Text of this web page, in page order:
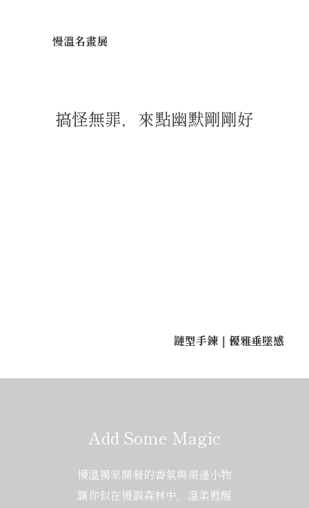
慢溫名畫展
搞怪無罪，來點幽默剛剛好
鏈型手鍊｜優雅垂墜感
Add Some Magic
慢溫獨家開發的香氛與周邊小物
讓你似在慢調森林中，溫柔甦醒